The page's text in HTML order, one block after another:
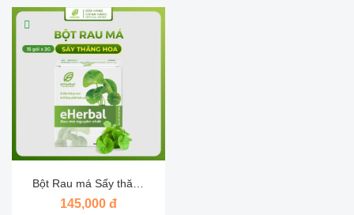
Bột Rau má Sấy thăng
hoa
145,000 đ